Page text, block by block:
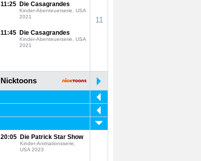
11:25 Die Casagrandes
Kinder-Abenteuerserie, USA
2021
11:45 Die Casagrandes
Kinder-Abenteuerserie, USA
2021
11
Nicktoons
20:05 Die Patrick Star Show
Kinder-Animationsserie,
USA 2023